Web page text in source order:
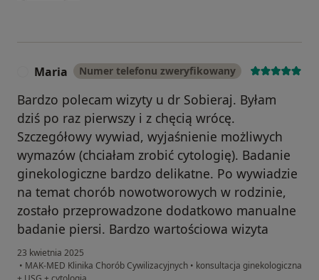
Maria Numer telefonu zweryfikowany
Bardzo polecam wizyty u dr Sobieraj. Byłam
dziś po raz pierwszy i z chęcią wrócę.
Szczegółowy wywiad, wyjaśnienie możliwych
wymazów (chciałam zrobić cytologię). Badanie
ginekologiczne bardzo delikatne. Po wywiadzie
na temat chorób nowotworowych w rodzinie,
zostało przeprowadzone dodatkowo manualne
badanie piersi. Bardzo wartościowa wizyta
23 kwietnia 2025
• MAK-MED Klinika Chorób Cywilizacyjnych • konsultacja ginekologiczna